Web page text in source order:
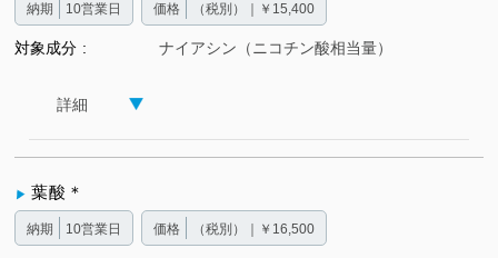
納期 10営業日 価格 （税別）｜￥15,400
対象成分 ナイアシン（ニコチン酸相当量）
詳細
葉酸＊
納期 10営業日 価格 （税別）｜￥16,500